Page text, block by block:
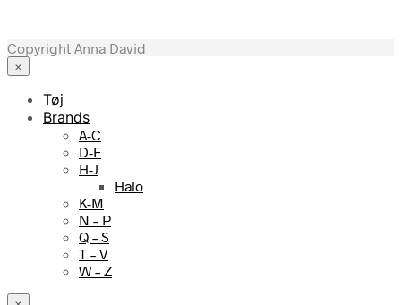
Copyright Anna David
×
Tøj
Brands
A-C
D-F
H-J
Halo
K-M
N – P
Q – S
T – V
W – Z